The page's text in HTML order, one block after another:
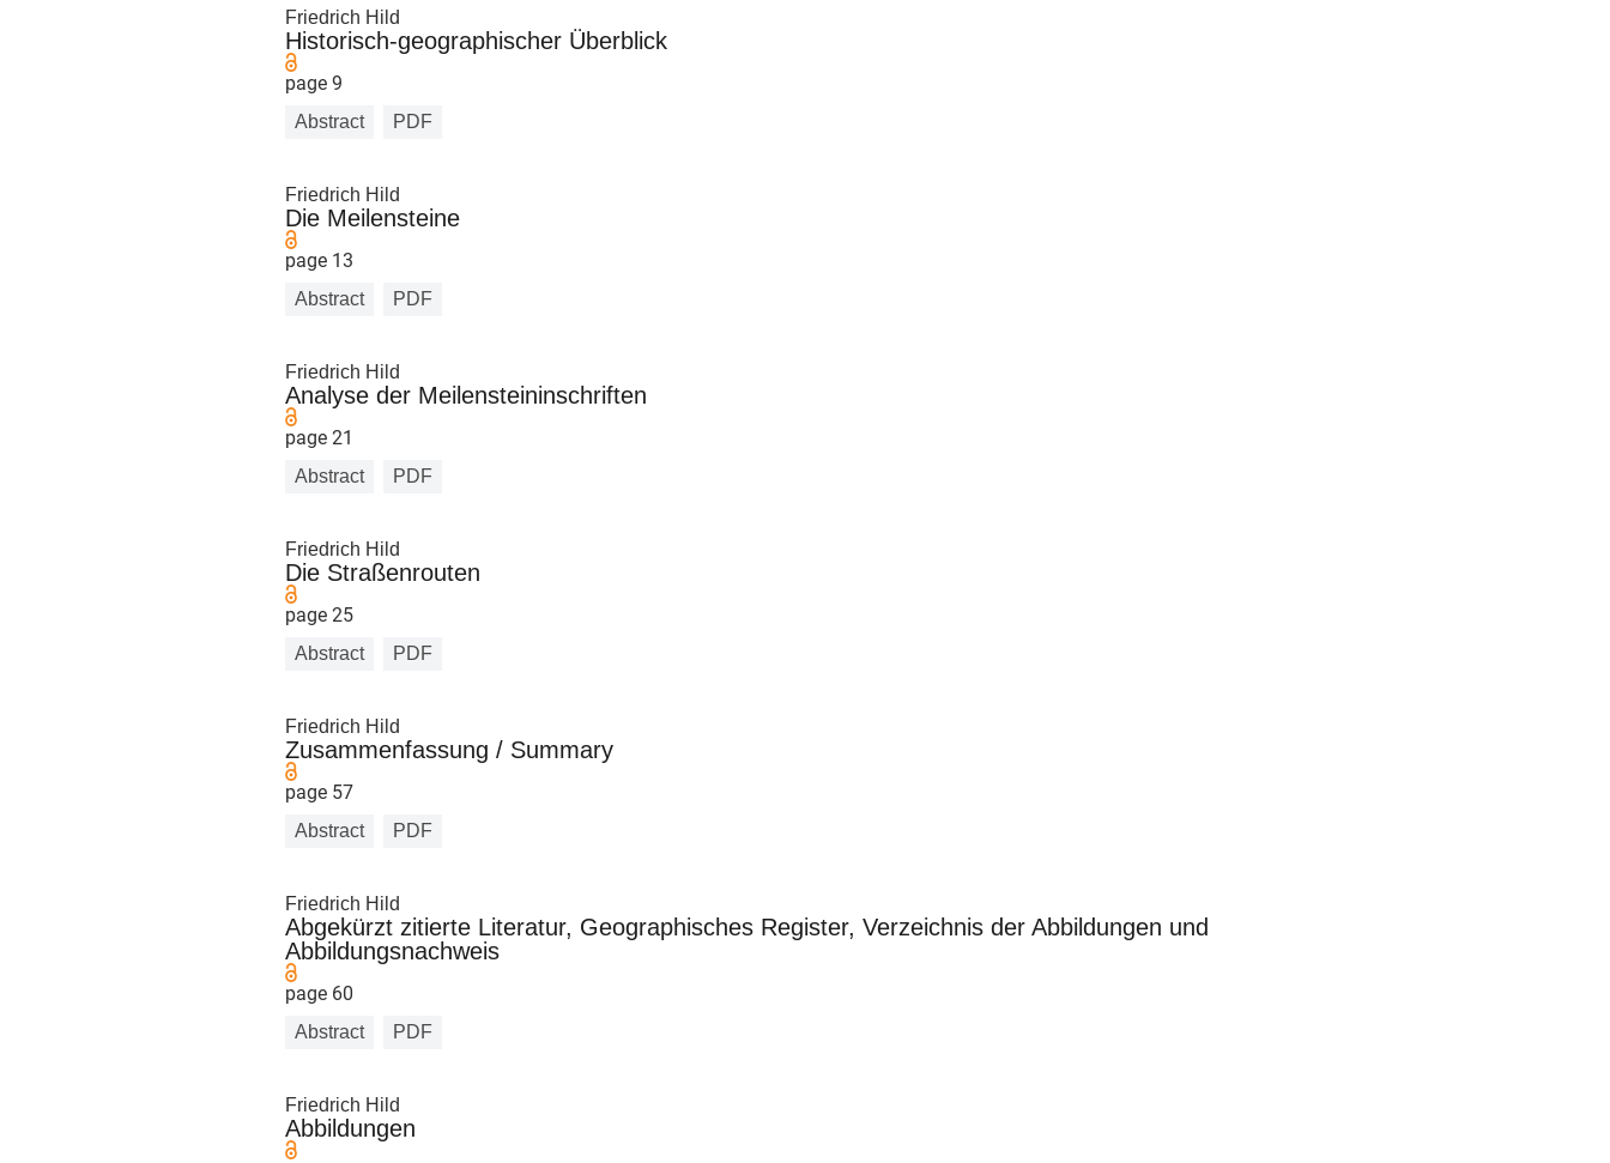
Friedrich Hild
Historisch-geographischer Überblick
page 9
Abstract PDF
Friedrich Hild
Die Meilensteine
page 13
Abstract PDF
Friedrich Hild
Analyse der Meilensteininschriften
page 21
Abstract PDF
Friedrich Hild
Die Straßenrouten
page 25
Abstract PDF
Friedrich Hild
Zusammenfassung / Summary
page 57
Abstract PDF
Friedrich Hild
Abgekürzt zitierte Literatur, Geographisches Register, Verzeichnis der Abbildungen und
Abbildungsnachweis
page 60
Abstract PDF
Friedrich Hild
Abbildungen